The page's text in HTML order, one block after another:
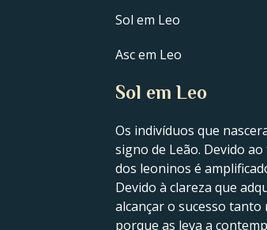
Sol em Leo
Asc em Leo
Sol em Leo
Os indivíduos que
signo de Leão. Devido
dos leoninos é
Devido à clareza que
alcançar o sucesso
porque as leva a